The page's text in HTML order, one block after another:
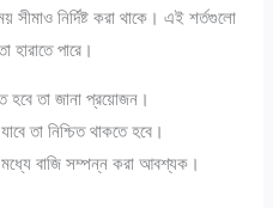
সীমাও নির্দিষ্ট করা থাকে। এই শর্তগুলো
হারাতে পারে।
হবে তা জানা প্রয়োজন।
তা নিশ্চিত থাকতে হবে।
বাজি সম্পন্ন করা আবশ্যক।